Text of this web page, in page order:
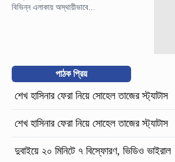
বিভিন্ন এলাকায় অস্থায়ীভাবে...
পাঠক প্রিয়
শেখ হাসিনার ফেরা নিয়ে সোহেল তাজের স্ট্যাটাস
শেখ হাসিনার ফেরা নিয়ে সোহেল তাজের স্ট্যাটাস
দুবাইয়ে ২০ মিনিটে ৭ বিস্ফোরণ, ভিডিও ভাইরাল